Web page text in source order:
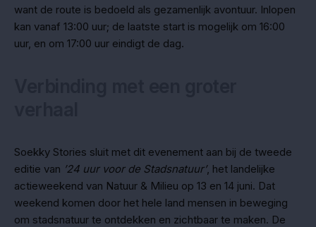
want de route is bedoeld als gezamenlijk avontuur. Inlopen
kan vanaf 13:00 uur; de laatste start is mogelijk om 16:00
uur, en om 17:00 uur eindigt de dag.
Soekky Stories sluit met dit evenement aan bij de tweede
editie van ’24 uur voor de Stadsnatuur’, het landelijke
actieweekend van Natuur & Milieu op 13 en 14 juni. Dat
weekend komen door het hele land mensen in beweging
om stadsnatuur te ontdekken en zichtbaar te maken. De